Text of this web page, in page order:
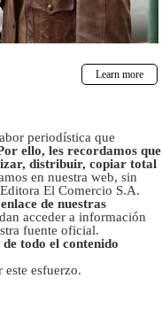
periodística que
ello, les recordamos que
distribuir, copiar total
en nuestra web, sin
El Comercio S.A.
de nuestras
acceder a información
fuente oficial.
todo el contenido
esfuerzo.